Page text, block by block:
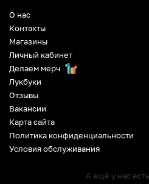
О нас
Контакты
Магазины
Личный кабинет
Делаем мерч
Лукбуки
Отзывы
Вакансии
Карта сайта
Политика конфиденциальности
Условия обслуживания
А ещё у нас